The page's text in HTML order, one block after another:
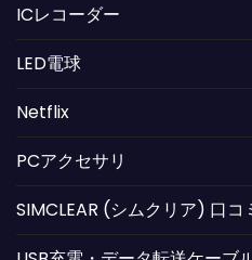
ICレコーダー
LED電球
Netflix
PCアクセサリ
SIMCLEAR (シムクリア) 口コ